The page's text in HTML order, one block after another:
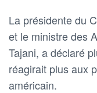
La présidente du
et le ministre des
Tajani, a déclaré
réagirait plus aux
américain.